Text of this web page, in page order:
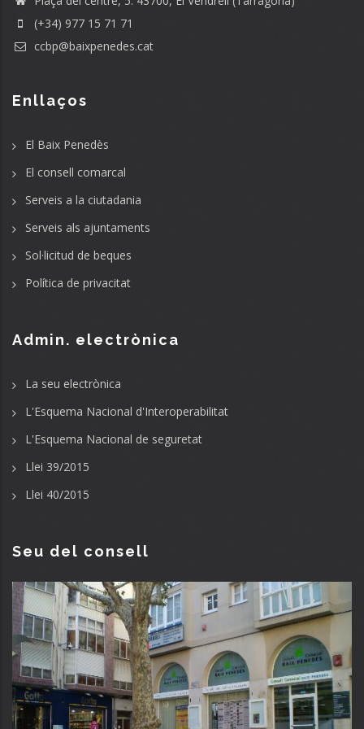
(+34) 977 15 71 71
ccbp@baixpenedes.cat
Enllaços
El Baix Penedès
El consell comarcal
Serveis a la ciutadania
Serveis als ajuntaments
Sol·licitud de beques
Política de privacitat
Admin. electrònica
La seu electrònica
L'Esquema Nacional d'Interoperabilitat
L'Esquema Nacional de seguretat
Llei 39/2015
Llei 40/2015
Seu del consell